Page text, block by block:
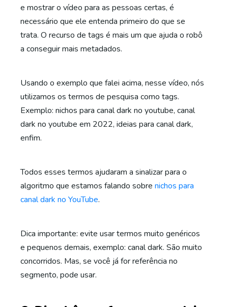
e mostrar o vídeo para as pessoas certas, é
necessário que ele entenda primeiro do que se
trata. O recurso de tags é mais um que ajuda o robô
a conseguir mais metadados.
Usando o exemplo que falei acima, nesse vídeo, nós
utilizamos os termos de pesquisa como tags.
Exemplo: nichos para canal dark no youtube, canal
dark no youtube em 2022, ideias para canal dark,
enfim.
Todos esses termos ajudaram a sinalizar para o
algoritmo que estamos falando sobre nichos para
canal dark no YouTube.
Dica importante: evite usar termos muito genéricos
e pequenos demais, exemplo: canal dark. São muito
concorridos. Mas, se você já for referência no
segmento, pode usar.